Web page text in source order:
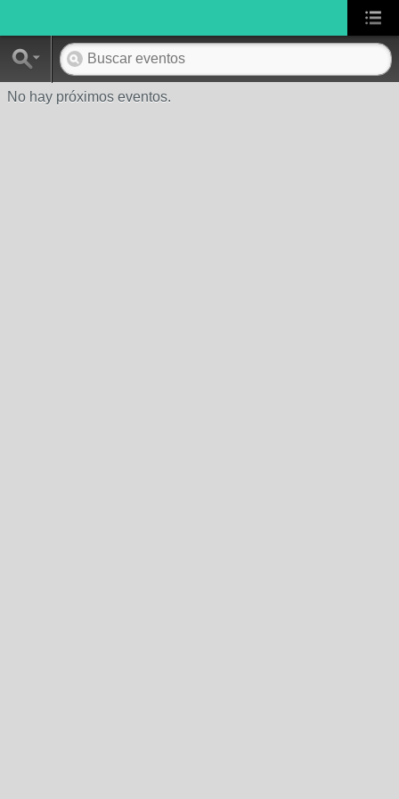
No hay próximos eventos.